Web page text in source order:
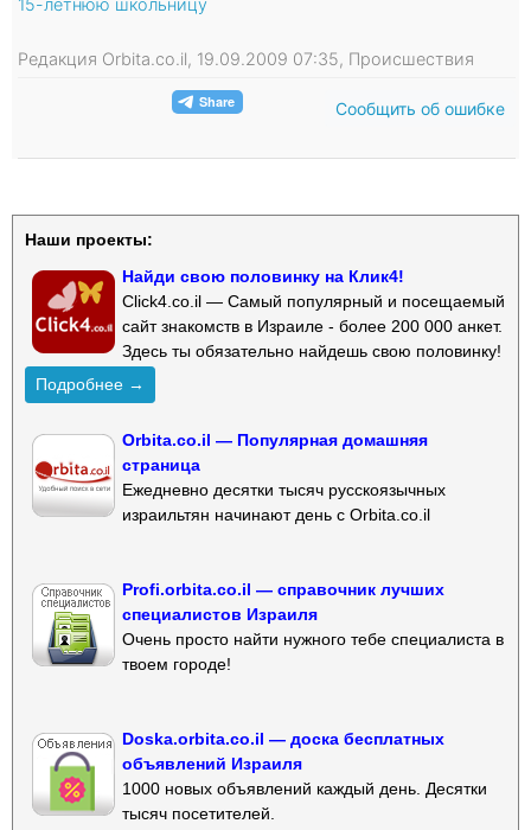
Редакция Orbita.co.il, 19.09.2009 07:35, Происшествия
Сообщить об ошибке
Наши проекты:
Найди свою половинку на Клик4!
Click4.co.il — Самый популярный и посещаемый
сайт знакомств в Израиле - более 200 000 анкет.
Здесь ты обязательно найдешь свою половинку!
Подробнее →
Orbita.co.il — Популярная домашняя
страница
Ежедневно десятки тысяч русскоязычных
израильтян начинают день с Orbita.co.il
Profi.orbita.co.il — справочник лучших
специалистов Израиля
Очень просто найти нужного тебе специалиста в
твоем городе!
Doska.orbita.co.il — доска бесплатных
объявлений Израиля
1000 новых объявлений каждый день. Десятки
тысяч посетителей.